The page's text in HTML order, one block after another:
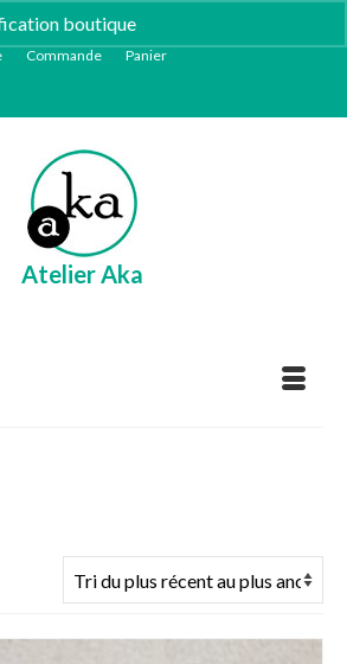
boutique
Commande Panier
Atelier Aka